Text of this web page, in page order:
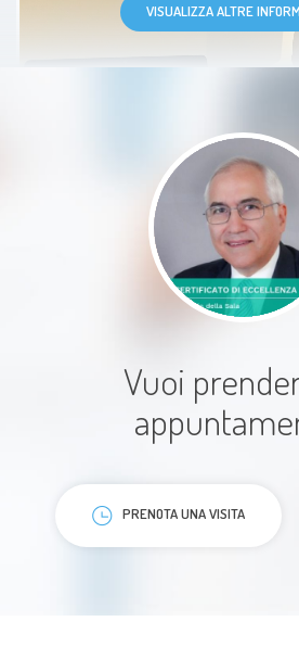
saputo mettere a suo
figlio di due anni
dottore prima di lui
Paziente
Professionale molto
VISUALIZZA ALTRE
Vuoi
PRENOTA UNA VISITA